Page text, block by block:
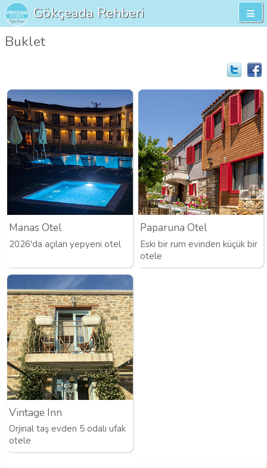
Gökçeada Rehberi
Buklet
Manas Otel
2026'da açılan yepyeni otel
Paparuna Otel
Eski bir rum evinden küçük bir
otele
Vintage Inn
Orjinal taş evden 5 odalı ufak
otele